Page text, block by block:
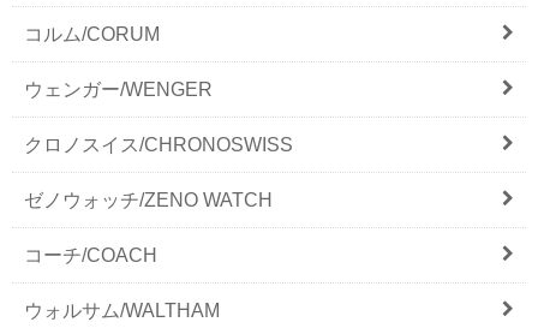
コルム/CORUM
ウェンガー/WENGER
クロノスイス/CHRONOSWISS
ゼノウォッチ/ZENO WATCH
コーチ/COACH
ウォルサム/WALTHAM